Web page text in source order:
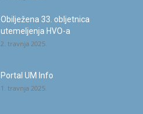
Obilježena 33. obljetnica
utemeljenja HVO-a
2. travnja 2025.
Portal UM Info
1. travnja 2025.